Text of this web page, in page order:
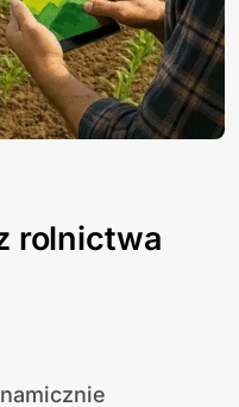
rolnictwa